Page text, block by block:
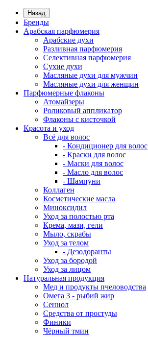
Назад
Бренды
Арабская парфюмерия
Арабские духи
Разливная парфюмерия
Селективная парфюмерия
Сухие духи
Масляные духи для мужчин
Масляные духи для женщин
Парфюмерные флаконы
Атомайзеры
Роликовый аппликатор
Флаконы с кисточкой
Красота и уход
Всё для волос
- Кондиционер для волос
- Краски для волос
- Маски для волос
- Масло для волос
- Шампуни
Коллаген
Косметические масла
Миноксидил
Уход за полостью рта
Крема, мази, гели
Мыло, скрабы
Уход за телом
- Дезодоранты
Уход за бородой
Уход за лицом
Натуральная продукция
Мед и продукты пчеловодства
Омега 3 - рыбий жир
Сеннол
Средства от простуды
Финики
Чёрный тмин